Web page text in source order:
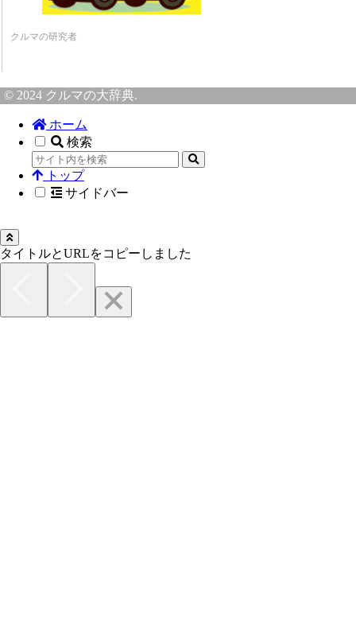
クルマの研究者
© 2024 クルマの大辞典.
ホーム
検索
トップ
サイドバー
タイトルとURLをコピーしました